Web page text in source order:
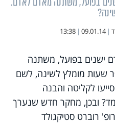
|
09.01.14
|
13:38
ישנים בפועל, משתנה
שעות מומלץ לשינה, לשם
לקליטה והבנה
ובכן, מחקר חדש שנערך
רוברט סטיקגולד